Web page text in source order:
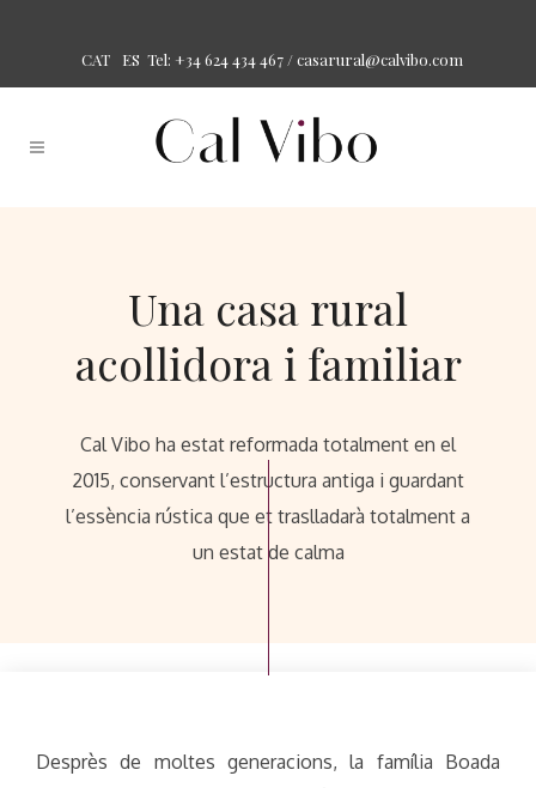
CAT ES Tel: +34 624 434 467 / casarural@calvibo.com
Una casa rural
acollidora i familiar
Cal Vibo ha estat reformada totalment en el
2015, conservant l’estructura antiga i guardant
l’essència rústica que et traslladarà totalment a
un estat de calma
Desprès de moltes generacions, la família Boada